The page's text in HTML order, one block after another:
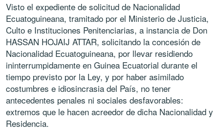
Visto el expediente de solicitud de Nacionalidad
Ecuatoguineana, tramitado por el Ministerio de Justicia,
Culto e Instituciones Penitenciarias, a instancia de Don
HASSAN HOJAIJ ATTAR, solicitando la concesión de
Nacionalidad Ecuatoguineana, por llevar residiendo
ininterrumpidamente en Guinea Ecuatorial durante el
tiempo previsto por la Ley, y por haber asimilado
costumbres e idiosincrasia del País, no tener
antecedentes penales ni sociales desfavorables:
extremos que le hacen acreedor de dicha Nacionalidad y
Residencia.